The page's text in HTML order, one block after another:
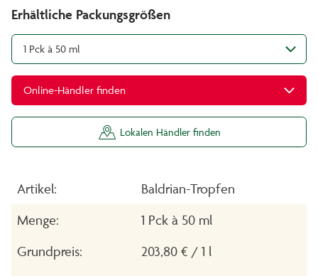
Erhältliche Packungsgrößen
1 Pck à 50 ml
Online-Händler finden
Lokalen Händler finden
Artikel:
Baldrian-Tropfen
Menge:
1 Pck à 50 ml
Grundpreis:
203,80 € / 1 l